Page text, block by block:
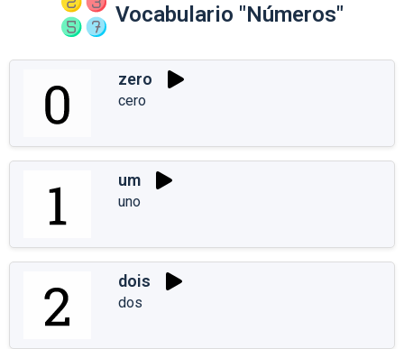
Vocabulario "Números"
zero
cero
um
uno
dois
dos